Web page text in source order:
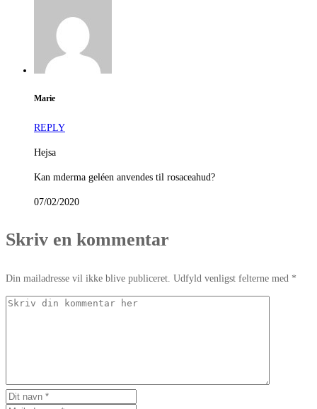
Marie
REPLY
Hejsa
Kan mderma geléen anvendes til rosaceahud?
07/02/2020
Skriv en kommentar
Din mailadresse vil ikke blive publiceret. Udfyld venligst felterne med *